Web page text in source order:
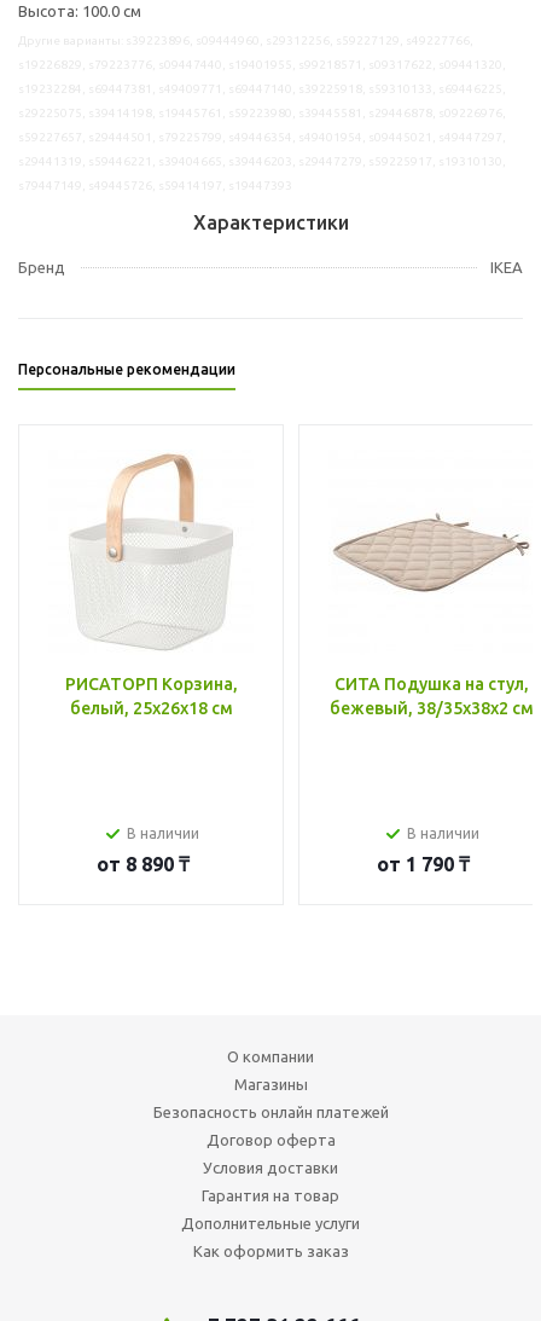
Высота: 100.0 см
Характеристики
Бренд IKEA
Персональные рекомендации
РИСАТОРП Корзина,
белый, 25x26x18 см
В наличии
от 8 890 ₸
СИТА Подушка на стул,
бежевый, 38/35x38x2 см
В наличии
от 1 790 ₸
О компании
Магазины
Безопасность онлайн платежей
Договор оферта
Условия доставки
Гарантия на товар
Дополнительные услуги
Как оформить заказ